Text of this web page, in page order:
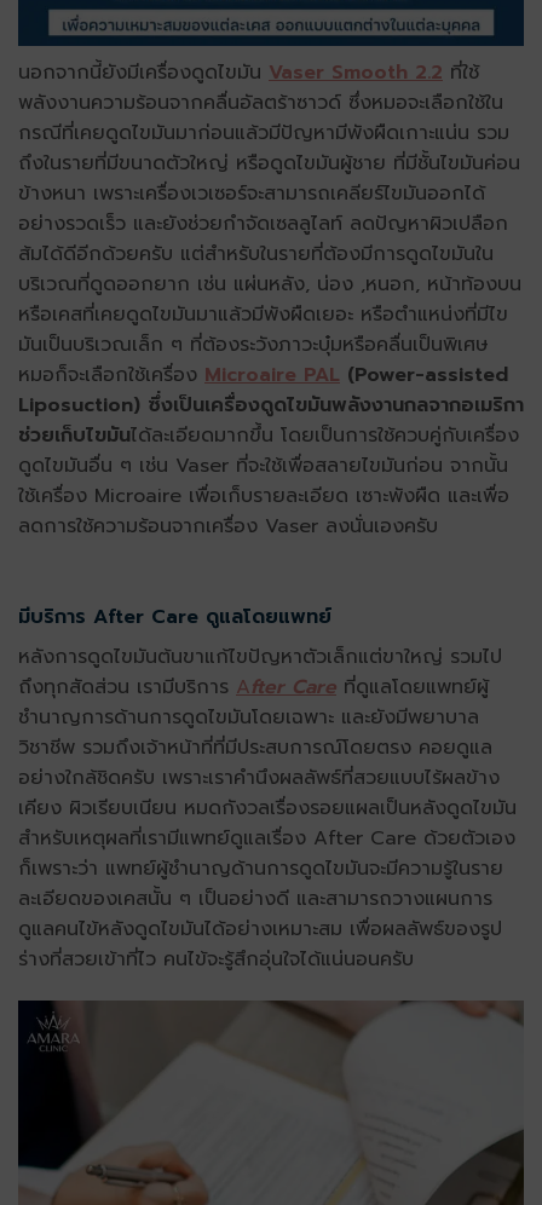
นอกจากนี้ยังมีเครื่องดูดไขมัน Vaser Smooth 2.2 ที่ใช้
พลังงานความร้อนจากคลื่นอัลตร้าซาวด์ ซึ่งหมอจะเลือกใช้ใน
กรณีที่เคยดูดไขมันมาก่อนแล้วมีปัญหามีพังผืดเกาะแน่น รวม
ถึงในรายที่มีขนาดตัวใหญ่ หรือดูดไขมันผู้ชาย ที่มีชั้นไขมันค่อน
ข้างหนา เพราะเครื่องเวเซอร์จะสามารถเคลียร์ไขมันออกได้
อย่างรวดเร็ว และยังช่วยกำจัดเซลลูไลท์ ลดปัญหาผิวเปลือก
ส้มได้ดีอีกด้วยครับ แต่สำหรับในรายที่ต้องมีการดูดไขมันใน
บริเวณที่ดูดออกยาก เช่น แผ่นหลัง, น่อง ,หนอก, หน้าท้องบน
หรือเคสที่เคยดูดไขมันมาแล้วมีพังผืดเยอะ หรือตำแหน่งที่มีไข
มันเป็นบริเวณเล็ก ๆ ที่ต้องระวังภาวะบุ๋มหรือคลื่นเป็นพิเศษ
หมอก็จะเลือกใช้เครื่อง Microaire PAL (Power-assisted
Liposuction) ซึ่งเป็นเครื่องดูดไขมันพลังงานกลจากอเมริกา
ช่วยเก็บไขมันได้ละเอียดมากขึ้น โดยเป็นการใช้ควบคู่กับเครื่อง
ดูดไขมันอื่น ๆ เช่น Vaser ที่จะใช้เพื่อสลายไขมันก่อน จากนั้น
ใช้เครื่อง Microaire เพื่อเก็บรายละเอียด เซาะพังผืด และเพื่อ
ลดการใช้ความร้อนจากเครื่อง Vaser ลงนั่นเองครับ
มีบริการ After Care ดูแลโดยแพทย์
หลังการดูดไขมันต้นขาแก้ไขปัญหาตัวเล็กแต่ขาใหญ่ รวมไป
ถึงทุกสัดส่วน เรามีบริการ After Care ที่ดูแลโดยแพทย์ผู้
ชำนาญการด้านการดูดไขมันโดยเฉพาะ และยังมีพยาบาล
วิชาชีพ รวมถึงเจ้าหน้าที่ที่มีประสบการณ์โดยตรง คอยดูแล
อย่างใกล้ชิดครับ เพราะเราคำนึงผลลัพธ์ที่สวยแบบไร้ผลข้าง
เคียง ผิวเรียบเนียน หมดกังวลเรื่องรอยแผลเป็นหลังดูดไขมัน
สำหรับเหตุผลที่เรามีแพทย์ดูแลเรื่อง After Care ด้วยตัวเอง
ก็เพราะว่า แพทย์ผู้ชำนาญด้านการดูดไขมันจะมีความรู้ในราย
ละเอียดของเคสนั้น ๆ เป็นอย่างดี และสามารถวางแผนการ
ดูแลคนไข้หลังดูดไขมันได้อย่างเหมาะสม เพื่อผลลัพธ์ของรูป
ร่างที่สวยเข้าที่ไว คนไข้จะรู้สึกอุ่นใจได้แน่นอนครับ